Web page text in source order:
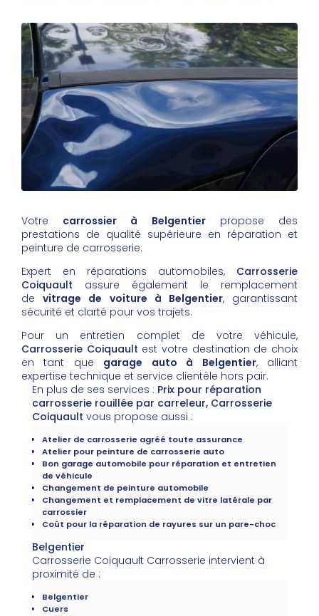
Votre carrossier à Belgentierpropose des
prestations de qualité supérieure en réparation et
peinture de carrosserie.
Expert en réparations automobiles, Carrosserie
Coiquault assure également le remplacement
devitrage de voiture à Belgentier, garantissant
sécurité et clarté pour vos trajets.
Pour un entretien complet de votre véhicule,
Carrosserie Coiquault est votre destination de choix
en tant que garage auto à Belgentier, alliant
expertise technique et service clientèle hors pair.
En plus de ses services : Prix pour réparation
carrosserie rouillée par carreleur, Carrosserie
Coiquault vous propose aussi :
Atelier de carrosserie agréé toute assurance
Atelier pour peinture de carrosserie auto
Bon garage automobile pour réparation et entretien
de véhicule
Changement de peinture automobile
Changement et remplacement de vitre latérale par
carrossier
Coût pour la réparation de rayures sur un pare-choc
Belgentier
Carrosserie Coiquault Carrosserie intervient à
proximité de :
Belgentier
Cuers